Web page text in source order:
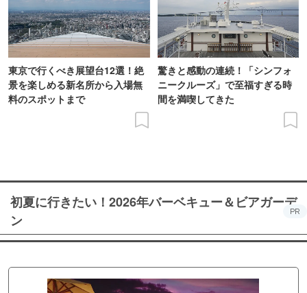
東京で行くべき展望台12選！絶
景を楽しめる新名所から入場無
料のスポットまで
驚きと感動の連続！「シンフォ
ニークルーズ」で至福すぎる時
間を満喫してきた
初夏に行きたい！2026年バーベキュー＆ビアガーデ
ン
PR